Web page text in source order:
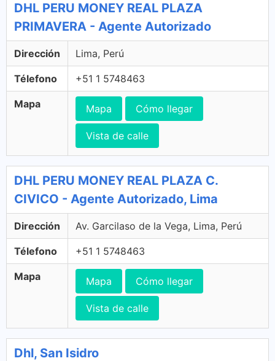
DHL PERU MONEY REAL PLAZA
PRIMAVERA - Agente Autorizado
Dirección Lima, Perú
Télefono +51 1 5748463
Mapa Mapa Cómo llegar
Vista de calle
DHL PERU MONEY REAL PLAZA C.
CIVICO - Agente Autorizado, Lima
Dirección Av. Garcilaso de la Vega, Lima, Perú
Télefono +51 1 5748463
Mapa Mapa Cómo llegar
Vista de calle
Dhl, San Isidro